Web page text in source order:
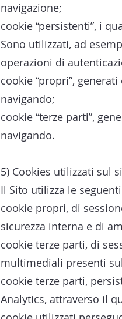
navigazione;
cookie “persistenti”, i
Sono utilizzati, ad
operazioni di
cookie “propri”,
navigando;
cookie “terze parti”,
navigando.
5) Cookies utilizzati sul
Il Sito utilizza le
cookie propri, di
sicurezza interna e di
cookie terze parti, di
multimediali presenti
cookie terze parti,
Analytics, attraverso il